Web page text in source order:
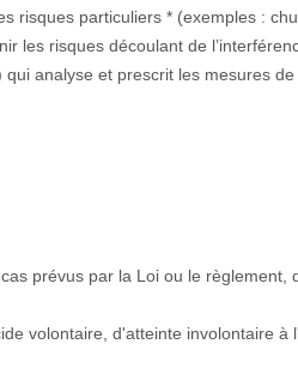
risques particuliers * (exemples :
risques découlant de
analyse et prescrit les mesures
prévus par la Loi ou le règlement,
volontaire, d'atteinte involontaire à